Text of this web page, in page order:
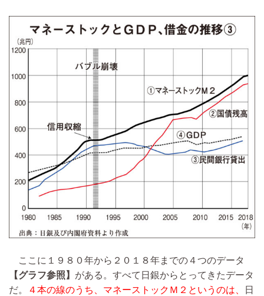
ここに１９８０年から２０１８年までの４つのデータ
【グラフ参照】 がある。すべて日銀からとってきたデータ
だ。
４本の線のうち、マネーストックＭ２というのは、
日